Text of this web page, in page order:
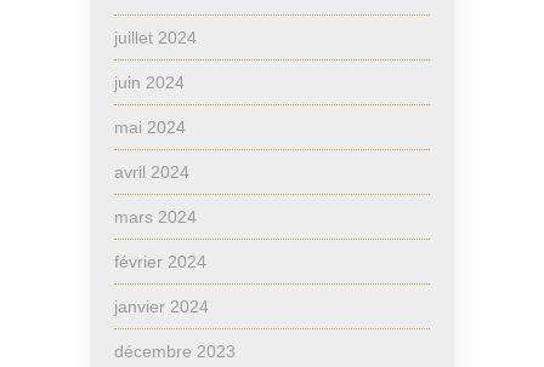
juillet 2024
juin 2024
mai 2024
avril 2024
mars 2024
février 2024
janvier 2024
décembre 2023